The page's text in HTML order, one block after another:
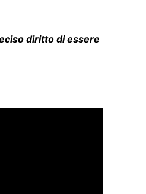
diritto di essere